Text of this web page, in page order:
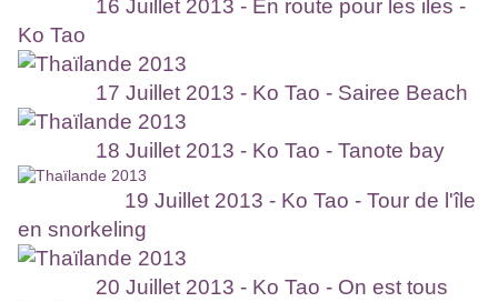
16 Juillet 2013 - En route pour les iles -
Ko Tao
17 Juillet 2013 - Ko Tao - Sairee Beach
18 Juillet 2013 - Ko Tao - Tanote bay
19 Juillet 2013 - Ko Tao - Tour de l'île
en snorkeling
20 Juillet 2013 - Ko Tao - On est tous